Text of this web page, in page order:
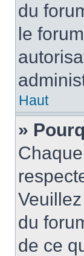
du
le
Haut
»
du
de ce